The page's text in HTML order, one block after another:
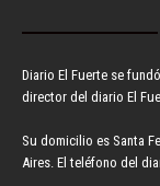
Diario El Fuerte se
director del diario El
Su domicilio es Santa
Aires. El teléfono del